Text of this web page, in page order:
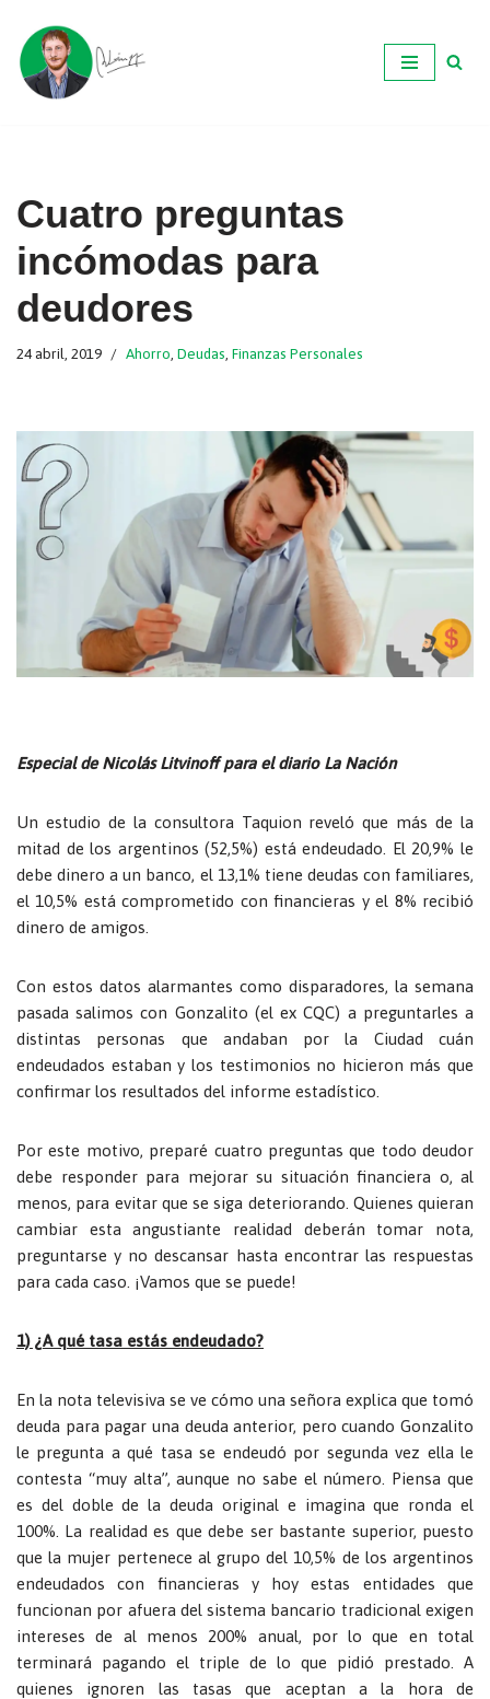
Ir
al
Cuatro preguntas
incómodas para
deudores
24 abril, 2019 Ahorro Deudas Finanzas Personales
Especial de Nicolás Litvinoff para el diario La Nación
Un estudio de la consultora Taquion reveló que más de la
mitad de los argentinos (52,5%) está endeudado. El 20,9% le
debe dinero a un banco, el 13,1% tiene deudas con familiares,
el 10,5% está comprometido con financieras y el 8% recibió
dinero de amigos.
Con estos datos alarmantes como disparadores, la semana
pasada salimos con Gonzalito (el ex CQC) a preguntarles a
distintas personas que andaban por la Ciudad cuán
endeudados estaban y los testimonios no hicieron más que
confirmar los resultados del informe estadístico.
Por este motivo, preparé cuatro preguntas que todo deudor
debe responder para mejorar su situación financiera o, al
menos, para evitar que se siga deteriorando. Quienes quieran
cambiar esta angustiante realidad deberán tomar nota,
preguntarse y no descansar hasta encontrar las respuestas
para cada caso. ¡Vamos que se puede!
1) ¿A qué tasa estás endeudado?
En la nota televisiva se ve cómo una señora explica que tomó
deuda para pagar una deuda anterior, pero cuando Gonzalito
le pregunta a qué tasa se endeudó por segunda vez ella le
contesta “muy alta”, aunque no sabe el número. Piensa que
es del doble de la deuda original e imagina que ronda el
100%. La realidad es que debe ser bastante superior, puesto
que la mujer pertenece al grupo del 10,5% de los argentinos
endeudados con financieras y hoy estas entidades que
funcionan por afuera del sistema bancario tradicional exigen
intereses de al menos 200% anual, por lo que en total
terminará pagando el triple de lo que pidió prestado. A
quienes ignoren las tasas que aceptan a la hora de